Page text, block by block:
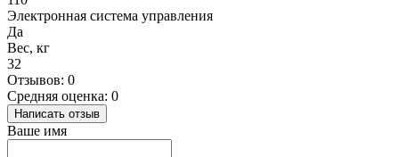
Электронная система управления
Да
Вес, кг
32
Отзывов: 0
Средняя оценка: 0
Написать отзыв
Ваше имя